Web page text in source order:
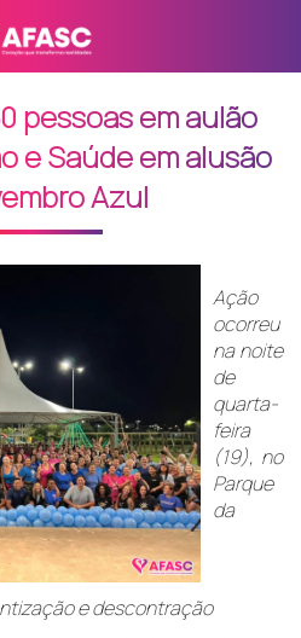
pessoas em aulão
e Saúde em alusão
Azul
Ação
ocorreu
na noite
de
quarta-
feira
(19), no
Parque
da
e descontração